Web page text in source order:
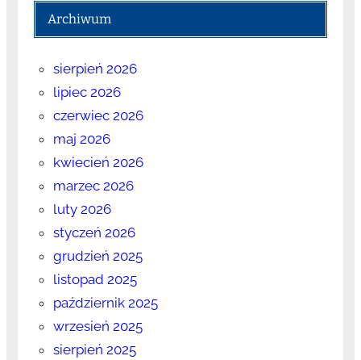
Archiwum
sierpień 2026
lipiec 2026
czerwiec 2026
maj 2026
kwiecień 2026
marzec 2026
luty 2026
styczeń 2026
grudzień 2025
listopad 2025
październik 2025
wrzesień 2025
sierpień 2025